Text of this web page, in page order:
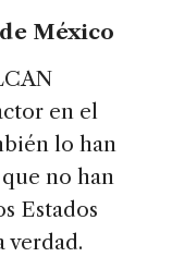
México
en el
lo han
no han
Estados
verdad.